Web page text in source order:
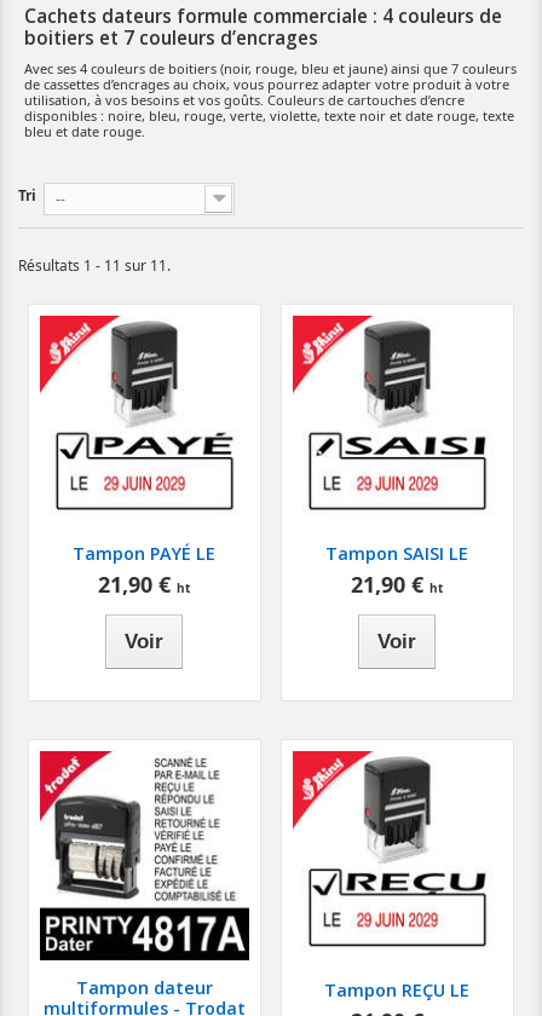
Cachets dateurs formule commerciale : 4 couleurs de
boitiers et 7 couleurs d’encrages
Avec ses 4 couleurs de boitiers (noir, rouge, bleu et jaune) ainsi que 7 couleurs
de cassettes d’encrages au choix, vous pourrez adapter votre produit à votre
utilisation, à vos besoins et vos goûts. Couleurs de cartouches d’encre
disponibles : noire, bleu, rouge, verte, violette, texte noir et date rouge, texte
bleu et date rouge.
Tri --
Résultats 1 - 11 sur 11.
Tampon PAYÉ LE
21,90 €
Voir
Tampon SAISI LE
21,90 €
Voir
Tampon dateur
multiformules - Trodat
Tampon REÇU LE